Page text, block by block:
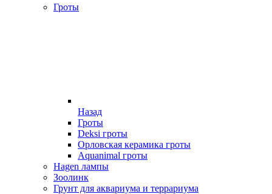
Гроты
Назад
Гроты
Deksi гроты
Орловская керамика гроты
Aquanimal гроты
Hagen лампы
Зоолинк
Грунт для аквариума и террариума